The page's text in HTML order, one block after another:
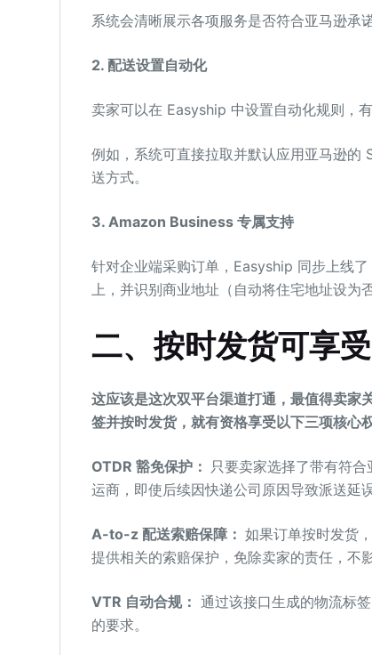
系统会清晰展示各项服务是否符合亚马逊承
2. 配送设置自动化
卖家可以在 Easyship 中设置自动化规则，
例如，系统可直接拉取并默认应用亚马逊的
送方式。
3. Amazon Business 专属支持
针对企业端采购订单，Easyship 同步上线
上，并识别商业地址（自动将住宅地址设为
二、按时发货可享受
这应该是这次双平台渠道打通，最值得卖
签并按时发货，就有资格享受以下三项核心
OTDR 豁免保护：
只要卖家选择了带有符
运商，即使后续因快递公司原因导致派送延
A-to-z 配送索赔保障： 如果订单按时发货
提供相关的索赔保护，免除卖家的责任，不影
VTR 自动合规： 通过该接口生成的物流标
的要求。